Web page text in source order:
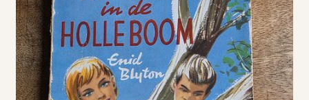
Woonaccessoires
Mode-accessoires
Kinderhoekje
Vintage boeken en strips
Kerst